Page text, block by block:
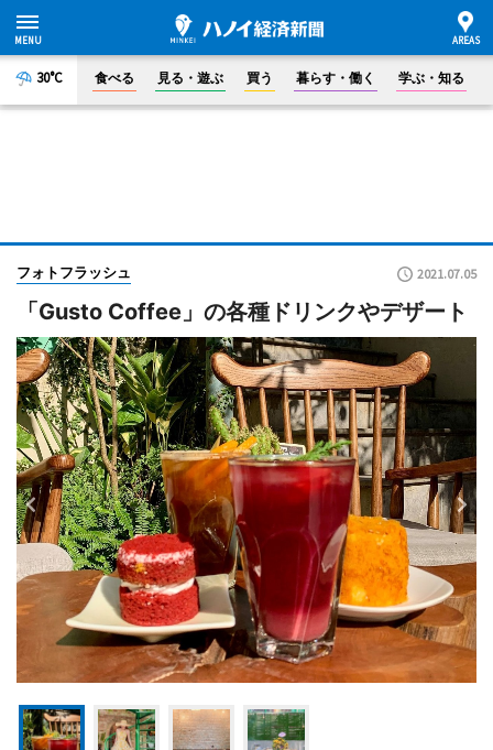
30°C 食べる 見る・遊ぶ 買う 暮らす・働く 学ぶ・知る
フォトフラッシュ 2021.07.05
「Gusto Coffee」の各種ドリンクやデザート